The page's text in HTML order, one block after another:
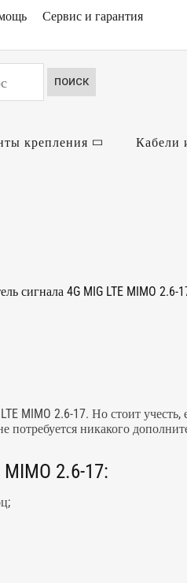
Сервис и гарантия
ПОИСК
крепления Кабели
сигнала 4G MIG LTE MIMO 2.6-
LTE MIMO 2.6-17. Но стоит
никакого
2.6-17: